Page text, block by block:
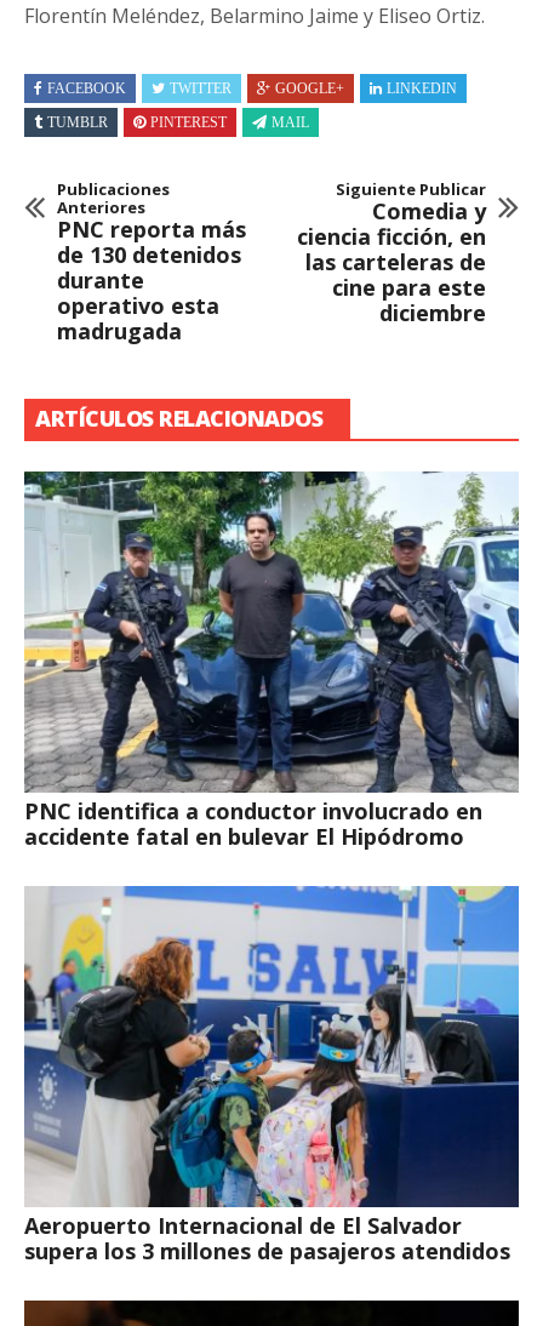
Florentín Meléndez, Belarmino Jaime y Eliseo Ortiz.
FACEBOOK TWITTER GOOGLE+
LINKEDIN
TUMBLR
PINTEREST MAIL
Publicaciones
Anteriores
PNC reporta más
de 130 detenidos
durante
operativo esta
madrugada
Siguiente Publicar
Comedia y
ciencia ficción, en
las carteleras de
cine para este
diciembre
ARTÍCULOS RELACIONADOS
PNC identifica a conductor involucrado en
accidente fatal en bulevar El Hipódromo
Aeropuerto Internacional de El Salvador
supera los 3 millones de pasajeros atendidos